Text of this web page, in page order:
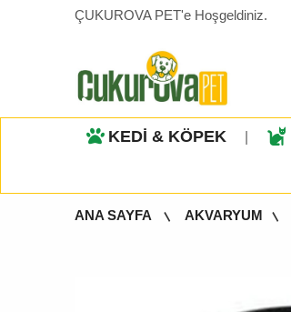
ÇUKUROVA PET'e Hoşgeldiniz.
KEDİ & KÖPEK
ANA SAYFA AKVARYUM